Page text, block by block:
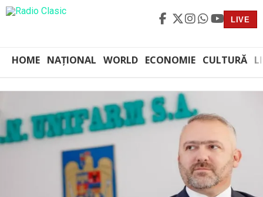
LIVE
HOME NAȚIONAL WORLD ECONOMIE CULTURĂ